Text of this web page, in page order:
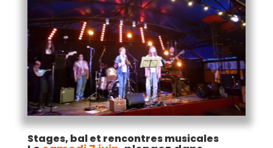
Stages, bal et rencontres musicales